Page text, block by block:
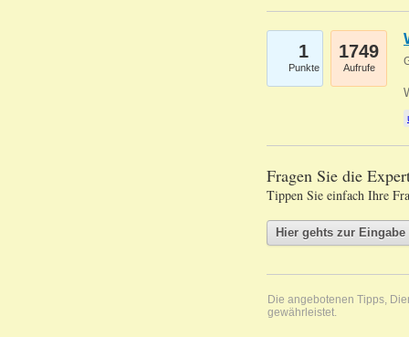
1
Punkte
1749
Aufrufe
Fragen Sie die
Tippen Sie einfach Ihre
Die angebotenen Tipps,
gewährleistet.